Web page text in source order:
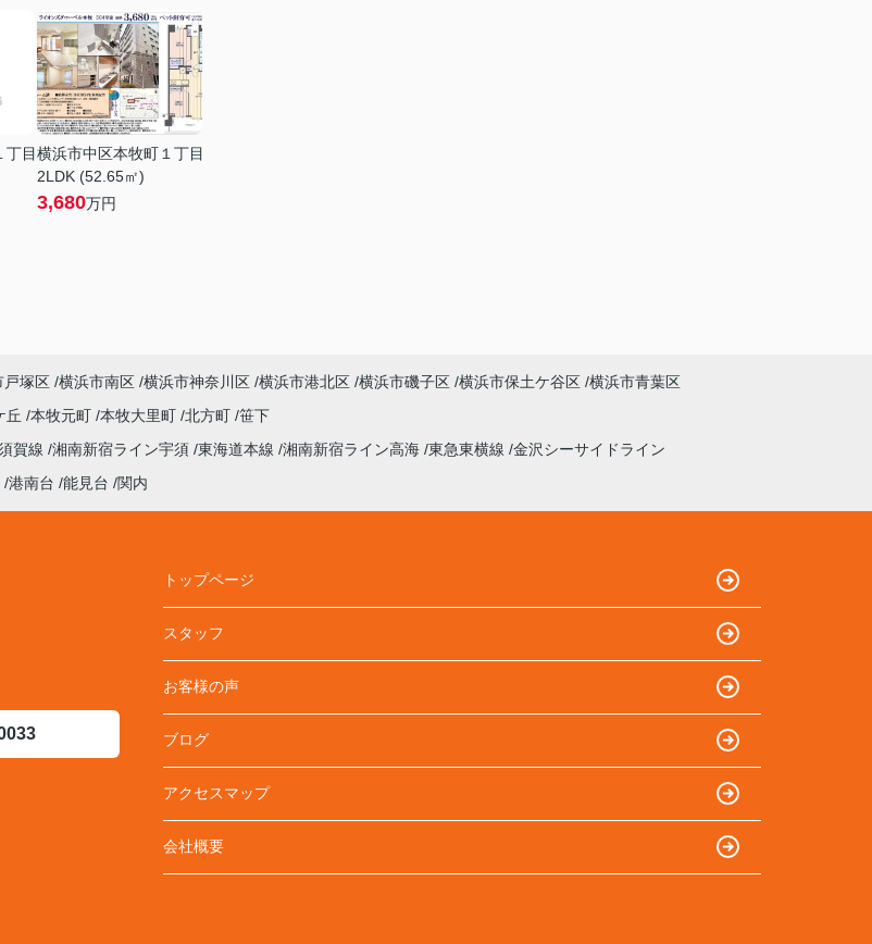
丁目横浜市中区本牧町１丁目
2LDK (52.65㎡)
3,680万円
戸塚区 横浜市南区 横浜市神奈川区 横浜市港北区 横浜市磯子区 横浜市保土ケ谷区 横浜市青葉区
丘 本牧元町 本牧大里町 北方町 笹下
賀線 湘南新宿ライン宇須 東海道本線 湘南新宿ライン高海 東急東横線 金沢シーサイドライン
港南台 能見台 関内
トップページ
スタッフ
お客様の声
ブログ
アクセスマップ
会社概要